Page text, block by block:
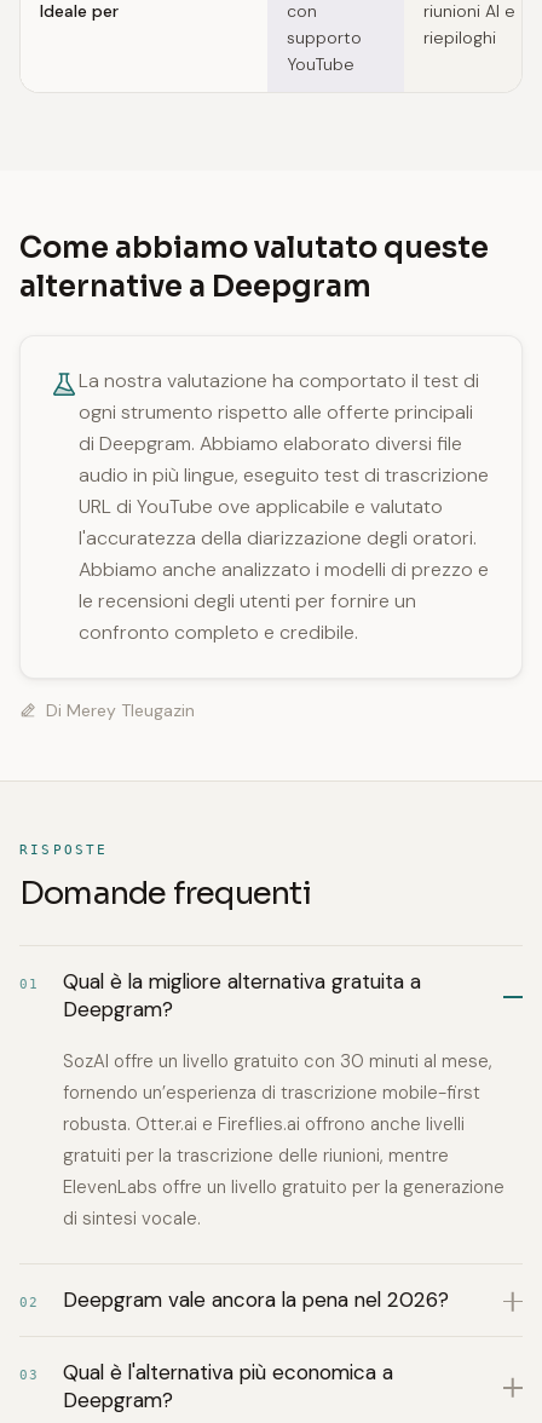
Ideale per
con
supporto
YouTube
riunioni AI e
riepiloghi
Come abbiamo valutato queste
alternative a Deepgram
La nostra valutazione ha comportato il test di
ogni strumento rispetto alle offerte principali
di Deepgram. Abbiamo elaborato diversi file
audio in più lingue, eseguito test di trascrizione
URL di YouTube ove applicabile e valutato
l'accuratezza della diarizzazione degli oratori.
Abbiamo anche analizzato i modelli di prezzo e
le recensioni degli utenti per fornire un
confronto completo e credibile.
Di Merey Tleugazin
RISPOSTE
Domande frequenti
01
Qual è la migliore alternativa gratuita a
Deepgram?
SozAI offre un livello gratuito con 30 minuti al mese,
fornendo un’esperienza di trascrizione mobile-first
robusta. Otter.ai e Fireflies.ai offrono anche livelli
gratuiti per la trascrizione delle riunioni, mentre
ElevenLabs offre un livello gratuito per la generazione
di sintesi vocale.
02 Deepgram vale ancora la pena nel 2026?
03
Qual è l'alternativa più economica a
Deepgram?